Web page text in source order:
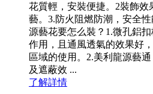
花質輕，安裝便捷。2裝飾
藝。3.防火阻燃防潮，安全
源藝花要怎么裝？1.微孔鋁
作用，且通風透氣的效果好
區域的使用。2.美利龍源藝
及遮蔽效 ...
了解詳情